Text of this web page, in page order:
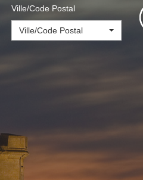
Ville/Code Postal
Ville/Code Postal